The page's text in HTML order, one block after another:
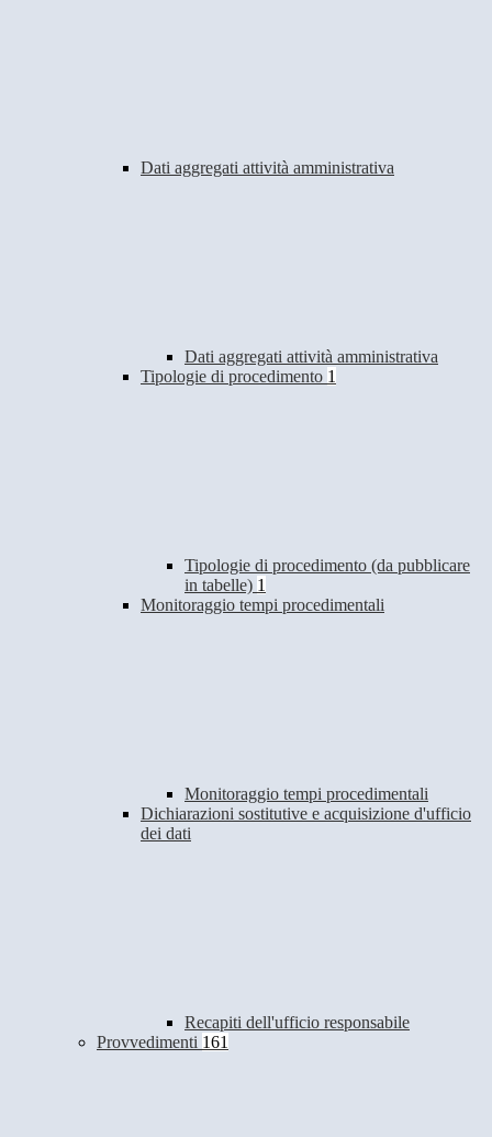
Dati aggregati attività amministrativa
Dati aggregati attività amministrativa
Tipologie di procedimento 1
Tipologie di procedimento (da pubblicare
in tabelle) 1
Monitoraggio tempi procedimentali
Monitoraggio tempi procedimentali
Dichiarazioni sostitutive e acquisizione d'ufficio
dei dati
Recapiti dell'ufficio responsabile
Provvedimenti 161